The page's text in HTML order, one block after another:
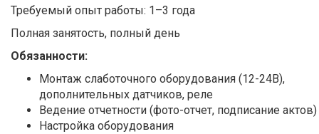
Требуемый опыт работы: 1–3 года
Полная занятость, полный день
Обязанности:
Монтаж слаботочного оборудования (12-24В),
дополнительных датчиков, реле
Ведение отчетности (фото-отчет, подписание актов)
Настройка оборудования